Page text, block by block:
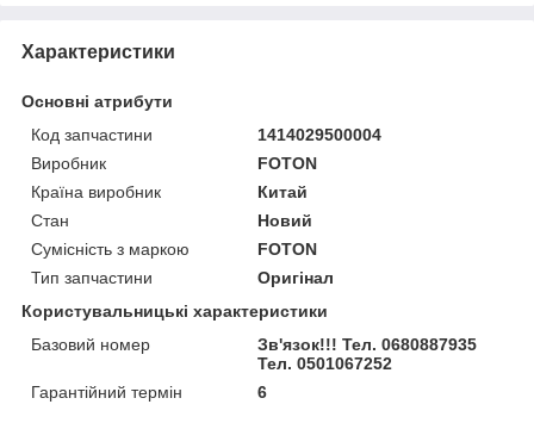
Характеристики
Основні атрибути
Код запчастини
1414029500004
Виробник
FOTON
Країна виробник
Китай
Стан
Новий
Сумісність з маркою
FOTON
Тип запчастини
Оригінал
Користувальницькі характеристики
Базовий номер
Зв'язок!!! Тел. 0680887935
Тел. 0501067252
Гарантійний термін
6